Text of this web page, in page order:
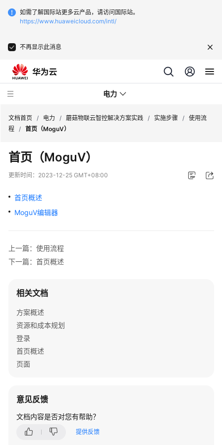
如需了解国际站更多云产品，请访问国际站。
https://www.huaweicloud.com/intl/
不再显示此消息
电力
蘑
菇
物
云
智
控
方
案
案
概
述
源
本
规
文档首页 / 电力 / 蘑菇物联云智控解决方案实践 / 实施步骤 / 使用流
程 / 首页（MoguV）
首页（MoguV）
更新时间： 2023-12-25 GMT+08:00
首页概述
MoguV编辑器
上一篇：使用流程
下一篇：首页概述
相关文档
方案概述
资源和成本规划
登录
首页概述
页面
意见反馈
文档内容是否对您有帮助？
提供反馈